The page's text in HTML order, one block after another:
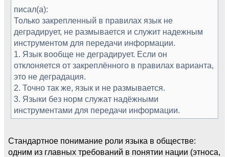
писал(а):
Только закрепленный в правилах язык не
деградирует, не размывается и служит надежным
инструментом для передачи информации.
1. Язык вообще не деградирует. Если он
отклоняется от закреплённого в правилах варианта,
это не деградация.
2. Точно так же, язык и не размывается.
3. Языки без норм служат надёжными
инструментами для передачи информации.
Стандартное понимание роли языка в обществе:
одним из главных требований в понятии нации (этноса,